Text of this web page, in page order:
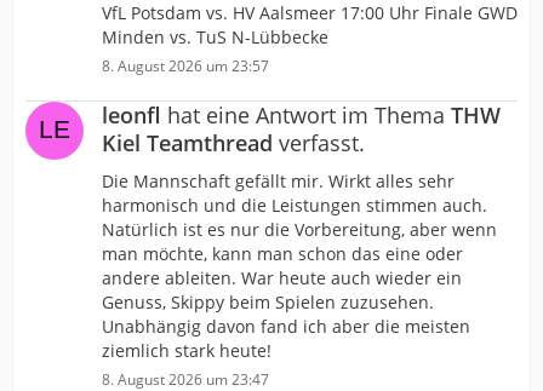
VfL Potsdam vs. HV Aalsmeer 17:00 Uhr Finale GWD
Minden vs. TuS N-Lübbecke
8. August 2026 um 23:57
leonfl hat eine Antwort im Thema THW
Kiel Teamthread verfasst.
Die Mannschaft gefällt mir. Wirkt alles sehr
harmonisch und die Leistungen stimmen auch.
Natürlich ist es nur die Vorbereitung, aber wenn
man möchte, kann man schon das eine oder
andere ableiten. War heute auch wieder ein
Genuss, Skippy beim Spielen zuzusehen.
Unabhängig davon fand ich aber die meisten
ziemlich stark heute!
8. August 2026 um 23:47